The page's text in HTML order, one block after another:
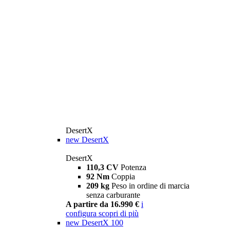
DesertX
new DesertX
DesertX
110,3 CV Potenza
92 Nm Coppia
209 kg Peso in ordine di marcia
senza carburante
A partire da 16.990 € i
configura scopri di più
new DesertX 100